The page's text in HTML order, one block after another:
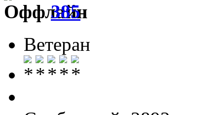
385
Ветеран